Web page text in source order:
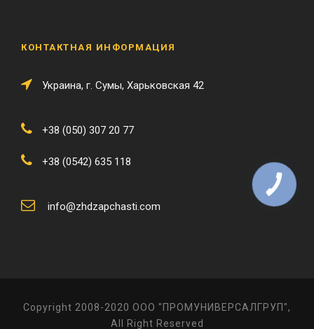
КОНТАКТНАЯ ИНФОРМАЦИЯ
Украина, г. Сумы, Харьковская 42
+38 (050) 307 20 77
+38 (0542) 635 118
info@zhdzapchasti.com
Copyright 2008-2020 ООО "ПРОМУНИВЕРСАЛГРУП",
All Right Reserved
КНОПКА
ЗВ'ЯЗКУ